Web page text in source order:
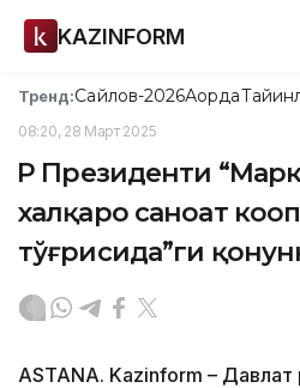
KAZINFORM
Тренд:Сайлов-2026Ақорда
08:20, 28 Март 2025
ҚР Президенти
халқаро саноат
тўғрисида”ги
ASTANA. Kazinform – Давлат